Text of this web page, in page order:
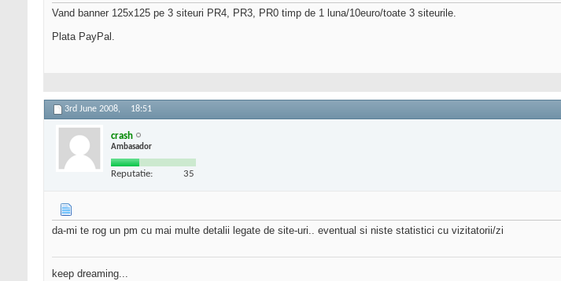
Vand banner 125x125 pe 3 siteuri PR4, PR3, PR0 timp de 1 luna/10euro/toate 3 siteurile.
Plata PayPal.
3rd June 2008, 18:51
crash
Ambasador
Reputatie: 35
da-mi te rog un pm cu mai multe detalii legate de site-uri.. eventual si niste statistici cu vizitatorii/zi
keep dreaming...